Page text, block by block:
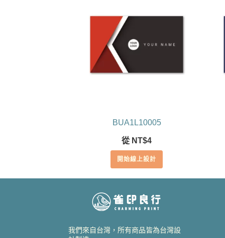
BUA1L10005
從 NT$4
開始線上設計
我們來自台灣，所有商品皆為台灣設